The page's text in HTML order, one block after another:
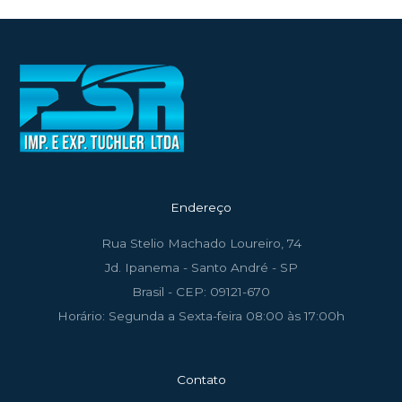
Endereço
Rua Stelio Machado Loureiro, 74
Jd. Ipanema - Santo André - SP
Brasil - CEP: 09121-670
Horário: Segunda a Sexta-feira 08:00 às 17:00h
Contato